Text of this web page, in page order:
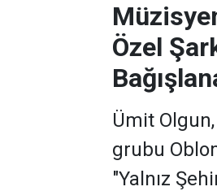
Özel
Ümit
grubu
"Yalnız